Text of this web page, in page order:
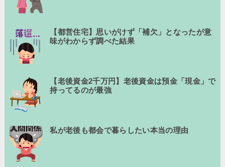
【都営住宅】思いがけず「補欠」となったが意
味がわからず調べた結果
【老後資金2千万円】老後資金は預金「現金」で
持ってるのが最強
私が老後も都会で暮らしたい本当の理由